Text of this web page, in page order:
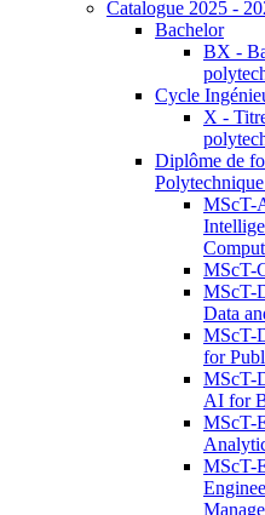
Catalogue 2025 -
Bachelor
BX -
Cycle
X -
Diplôme de
MScT-
MScT-
MScT-
Data
MScT-
for
MScT-
AI for
MScT-
MScT-